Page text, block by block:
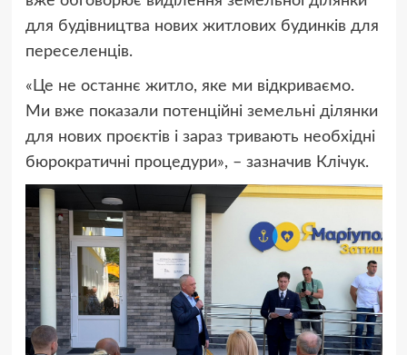
для будівництва нових житлових будинків для
переселенців.
«Це не останнє житло, яке ми відкриваємо.
Ми вже показали потенційні земельні ділянки
для нових проєктів і зараз тривають необхідні
бюрократичні процедури», – зазначив Клічук.